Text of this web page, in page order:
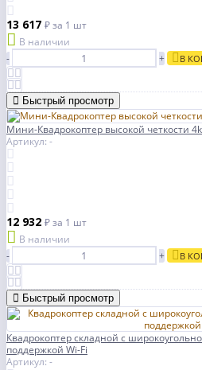
13 617 ₽за 1 шт
В наличии
-
+ В
Быстрый просмотр
Мини-Квадрокоптер высокой четкости
Артикул: -
12 932 ₽за 1 шт
В наличии
-
+ В
Быстрый просмотр
Квадрокоптер складной с
поддержкой Wi-Fi
Артикул: -